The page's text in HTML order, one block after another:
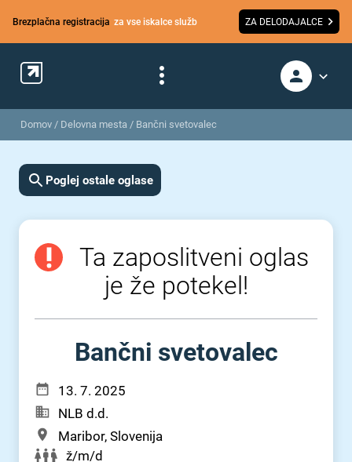
Brezplačna registracija za vse iskalce služb ZA DELODAJALCE
Domov / Delovna mesta / Bančni svetovalec
Poglej ostale oglase
Ta zaposlitveni oglas
je že potekel!
Bančni svetovalec
13. 7. 2025
NLB d.d.
Maribor, Slovenija
ž/m/d